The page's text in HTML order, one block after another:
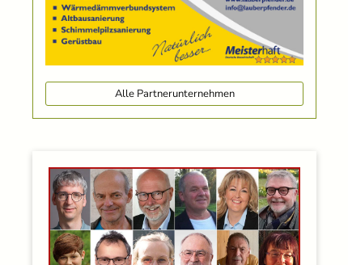
Alle Partnerunternehmen